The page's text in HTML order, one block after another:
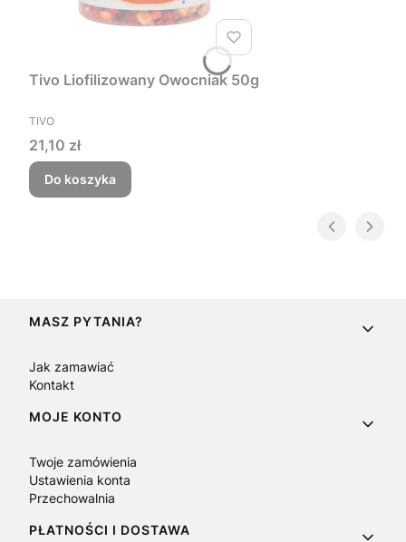
Tivo Liofilizowany Owocniak 50g
PRODUCENT
TIVO
Cena
21,10 zł
Do koszyka
Linki w stopce
MASZ PYTANIA?
Jak zamawiać
Kontakt
MOJE KONTO
Twoje zamówienia
Ustawienia konta
Przechowalnia
PŁATNOŚCI I DOSTAWA